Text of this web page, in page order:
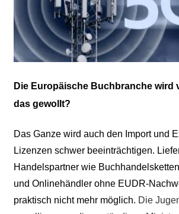
Die Europäische Buchbranche wird
das gewollt?
Das Ganze wird auch den Import und
Lizenzen schwer beeinträchtigen.
Handelspartner wie
und Onlinehändler ohne EUDR-
praktisch nicht mehr möglich. Die